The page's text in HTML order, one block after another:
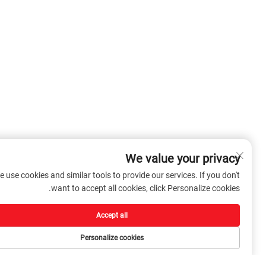
We value your privacy
We use cookies and similar tools to provide our services. If you don't
want to accept all cookies, click Personalize cookies.
Personalize cookies
Accept all